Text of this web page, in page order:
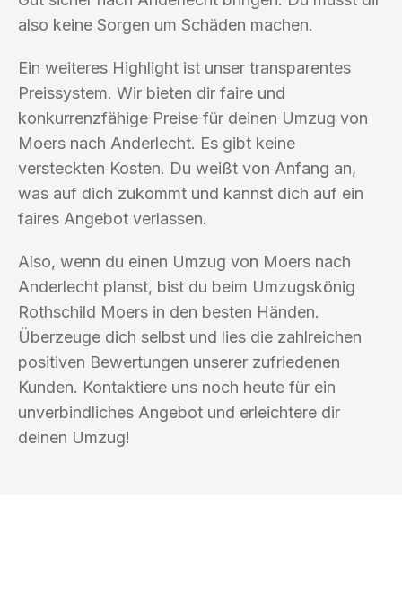
also keine Sorgen um Schäden machen.
Ein weiteres Highlight ist unser transparentes
Preissystem. Wir bieten dir faire und
konkurrenzfähige Preise für deinen Umzug von
Moers nach Anderlecht. Es gibt keine
versteckten Kosten. Du weißt von Anfang an,
was auf dich zukommt und kannst dich auf ein
faires Angebot verlassen.
Also, wenn du einen Umzug von Moers nach
Anderlecht planst, bist du beim Umzugskönig
Rothschild Moers in den besten Händen.
Überzeuge dich selbst und lies die zahlreichen
positiven Bewertungen unserer zufriedenen
Kunden. Kontaktiere uns noch heute für ein
unverbindliches Angebot und erleichtere dir
deinen Umzug!